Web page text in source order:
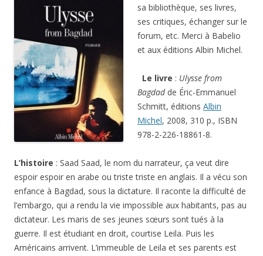
sa bibliothèque, ses livres,
ses critiques, échanger sur le
forum, etc. Merci à Babelio
et aux éditions Albin Michel.
Le livre : Ulysse from
Bagdadde Éric-Emmanuel
Schmitt, éditions Albin
Michel, 2008, 310 p., ISBN
978-2-226-18861-8.
L’histoire : Saad Saad, le nom du narrateur, ça veut dire
espoir espoir en arabe ou triste triste en anglais. Il a vécu son
enfance à Bagdad, sous la dictature. Il raconte la difficulté de
l’embargo, qui a rendu la vie impossible aux habitants, pas au
dictateur. Les maris de ses jeunes sœurs sont tués à la
guerre. Il est étudiant en droit, courtise Leila. Puis les
Américains arrivent. L’immeuble de Leila et ses parents est